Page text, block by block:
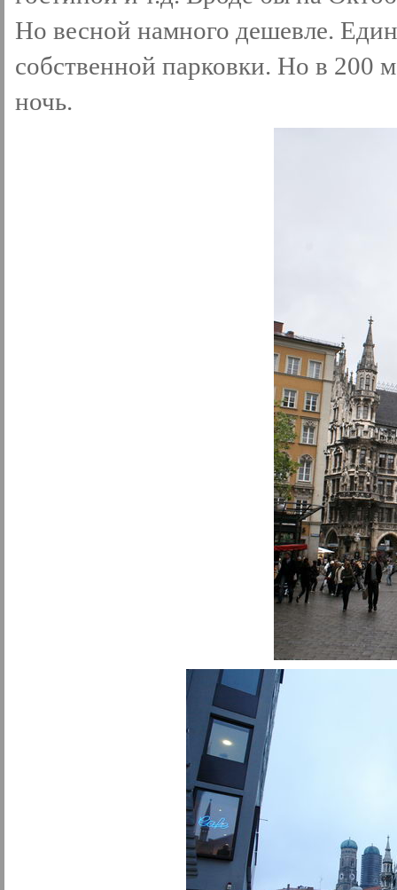
Но весной намного дешевле.
собственной парковки. Но в 200
ночь.